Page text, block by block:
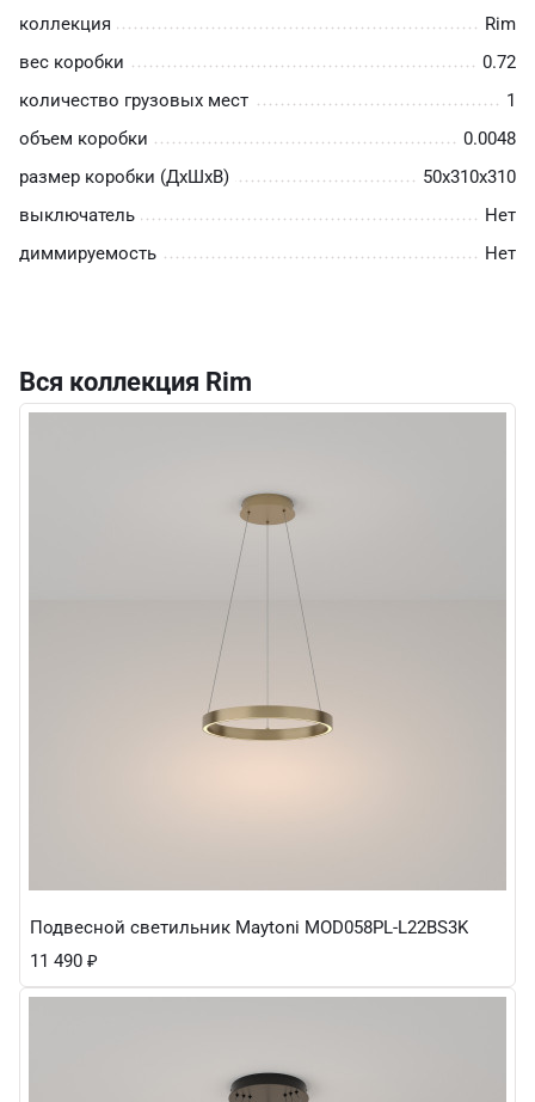
коллекция
Rim
вес коробки
0.72
количество грузовых мест
1
объем коробки
0.0048
размер коробки (ДхШхВ)
50х310х310
выключатель
Нет
диммируемость
Нет
Вся коллекция Rim
Подвесной светильник Maytoni MOD058PL-L22BS3K
11 490 ₽